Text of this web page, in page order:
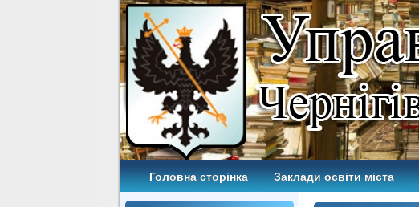
Головна сторінка Заклади освіти міста